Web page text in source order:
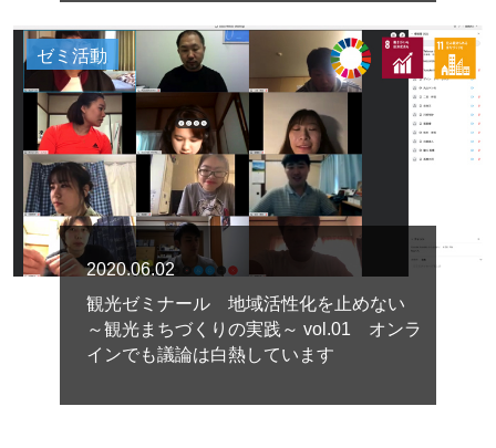
ゼミ活動
2020.06.02
観光ゼミナール 地域活性化を止めない
～観光まちづくりの実践～ vol.01 オンラ
インでも議論は白熱しています